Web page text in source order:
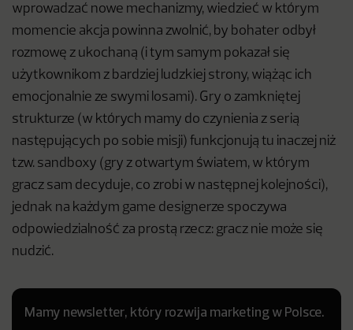
wprowadzać nowe mechanizmy, wiedzieć w którym
momencie akcja powinna zwolnić, by bohater odbył
rozmowę z ukochaną (i tym samym pokazał się
użytkownikom z bardziej ludzkiej strony, wiążąc ich
emocjonalnie ze swymi losami). Gry o zamkniętej
strukturze (w których mamy do czynienia z serią
następujących po sobie misji) funkcjonują tu inaczej niż
tzw. sandboxy (gry z otwartym światem, w którym
gracz sam decyduje, co zrobi w następnej kolejności),
jednak na każdym game designerze spoczywa
odpowiedzialność za prostą rzecz: gracz nie może się
nudzić.
Mamy newsletter, który rozwija marketing w Polsce.